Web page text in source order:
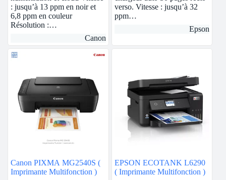
: jusqu’à 13 ppm en noir et
6,8 ppm en couleur
Résolution :…
Canon
verso. Vitesse : jusqu’à 32
ppm…
Epson
Canon PIXMA MG2540S (
Imprimante Multifonction )
EPSON ECOTANK L6290
( Imprimante Multifonction )